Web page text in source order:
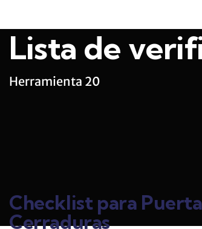
Lista de
Herramienta 20
Checklist para
Cerraduras